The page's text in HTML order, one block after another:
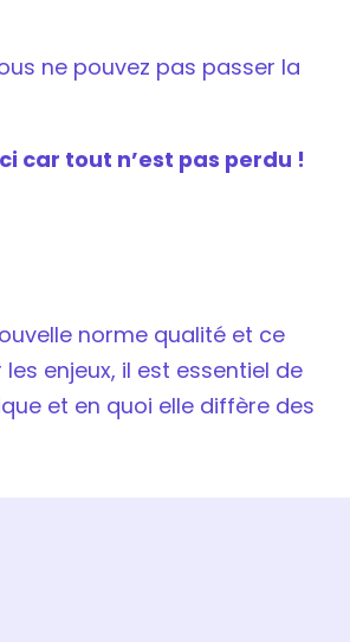
ne pouvez pas passer la
car tout n’est pas perdu !
norme qualité et ce
enjeux, il est essentiel de
et en quoi elle diffère des